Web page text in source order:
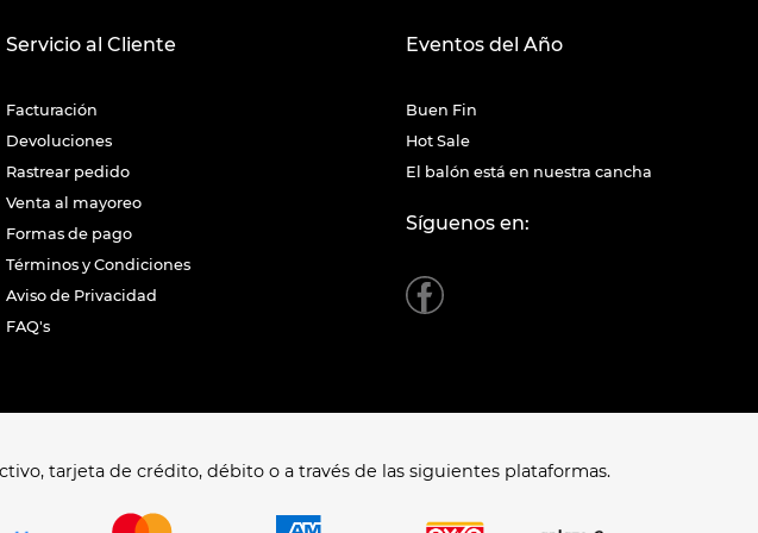
Servicio al Cliente
Facturación
Devoluciones
Rastrear pedido
Venta al mayoreo
Formas de pago
Términos y Condiciones
Aviso de Privacidad
FAQ's
Eventos del Año
Buen Fin
Hot Sale
El balón está en nuestra cancha
Síguenos en:
tarjeta de crédito, débito o a través de las siguientes plataformas.